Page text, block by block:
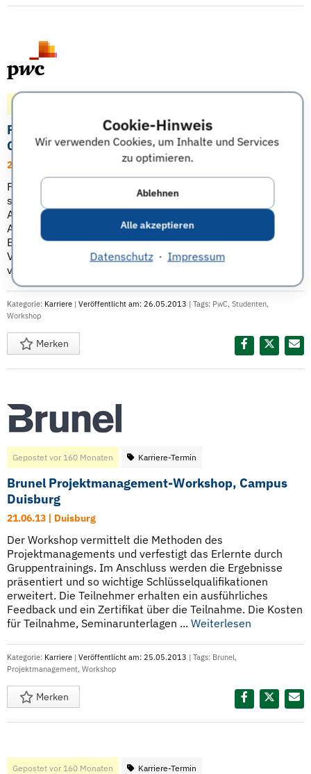
Cookie-Hinweis
Wir verwenden Cookies, um Inhalte und Services
zu optimieren.
Ablehnen
Alle akzeptieren
Datenschutz· Impressum
PwC Valuation Lounge – Analyse von
Geschäftsmodellen
26.06.13 | Hannover
PricewaterhouseCoopers (PwC) bietet Studenten mit der
semesterübergreifenden Workshop-Reihe Einblick in die
Arbeit der Wirtschaftsprüfung und Unternehmensberatung.
Anhand von Fallbeispielen wird die Entwicklung und
Bewertung von Geschäftsmodellen vorgestellt. Teil 4 der
Valuation Lounge hat das Thema „The art of early stage
valuation – ...
Kategorie: Karriere | Veröffentlicht am: 26.05.2013 | Tags: PwC, Studenten,
Workshop
Merken
Gepostet vor 160 Monaten Karriere-Termin
Brunel Projektmanagement-Workshop, Campus
Duisburg
21.06.13 | Duisburg
Der Workshop vermittelt die Methoden des
Projektmanagements und verfestigt das Erlernte durch
Gruppentrainings. Im Anschluss werden die Ergebnisse
präsentiert und so wichtige Schlüsselqualifikationen
erweitert. Die Teilnehmer erhalten ein ausführliches
Feedback und ein Zertifikat über die Teilnahme. Die Kosten
für Teilnahme, Seminarunterlagen ... Weiterlesen
Kategorie: Karriere | Veröffentlicht am: 25.05.2013 | Tags: Brunel,
Projektmanagement, Workshop
Merken
Gepostet vor 160 Monaten Karriere-Termin